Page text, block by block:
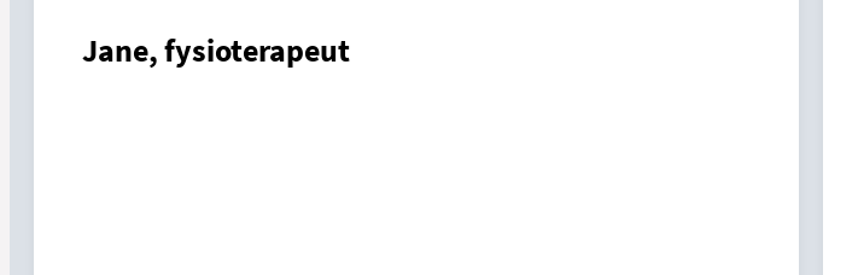
Jane, fysioterapeut